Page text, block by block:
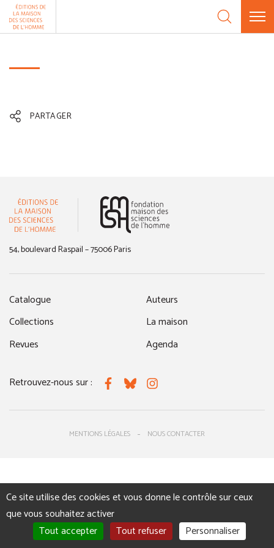
Aller au contenu
PARTAGER
54, boulevard Raspail – 75006 Paris
Catalogue
Collections
Revues
Auteurs
La maison
Agenda
Retrouvez-nous sur : FacebookBlueskyInstagram
MENTIONS LÉGALES NOUS CONTACTER
Panneau de gestion des cookies
Ce site utilise des cookies et vous donne le contrôle sur ceux
que vous souhaitez activer
Tout accepter
Tout refuser Personnaliser